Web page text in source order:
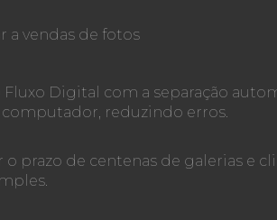
a vendas de fotos
Fluxo Digital com a separação
reduzindo erros.
o prazo de centenas de galerias e